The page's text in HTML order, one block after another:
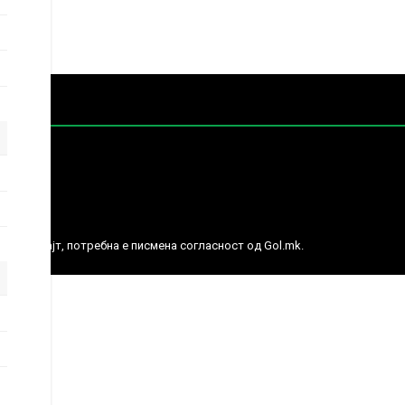
веб сајт, потребна е писмена согласност од Gol.mk.